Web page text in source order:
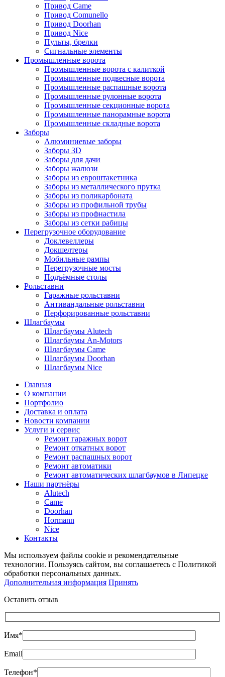
Привод Came
Привод Comunello
Привод Doorhan
Привод Nice
Пульты, брелки
Сигнальные элементы
Промышленные ворота
Промышленные ворота с калиткой
Промышленные подвесные ворота
Промышленные распашные ворота
Промышленные рулонные ворота
Промышленные секционные ворота
Промышленные панорамные ворота
Промышленные складные ворота
Заборы
Алюминиевые заборы
Заборы 3D
Заборы для дачи
Заборы жалюзи
Заборы из евроштакетника
Заборы из металлического прутка
Заборы из поликарбоната
Заборы из профильной трубы
Заборы из профнастила
Заборы из сетки рабицы
Перегрузочное оборудование
Доклевеллеры
Докшелтеры
Мобильные рампы
Перегрузочные мосты
Подъёмные столы
Рольставни
Гаражные рольставни
Антивандальные рольставни
Перфорированные рольставни
Шлагбаумы
Шлагбаумы Alutech
Шлагбаумы An-Motors
Шлагбаумы Came
Шлагбаумы Doorhan
Шлагбаумы Nice
Главная
О компании
Портфолио
Доставка и оплата
Новости компании
Услуги и сервис
Ремонт гаражных ворот
Ремонт откатных ворот
Ремонт распашных ворот
Ремонт автоматики
Ремонт автоматических шлагбаумов в Липецке
Наши партнёры
Alutech
Came
Doorhan
Hormann
Nice
Контакты
Мы используем файлы cookie и рекомендательные
технологии. Пользуясь сайтом, вы соглашаетесь с Политикой
обработки персональных данных.
Дополнительная информация Принять
Оставить отзыв
Имя*
Email
Телефон*